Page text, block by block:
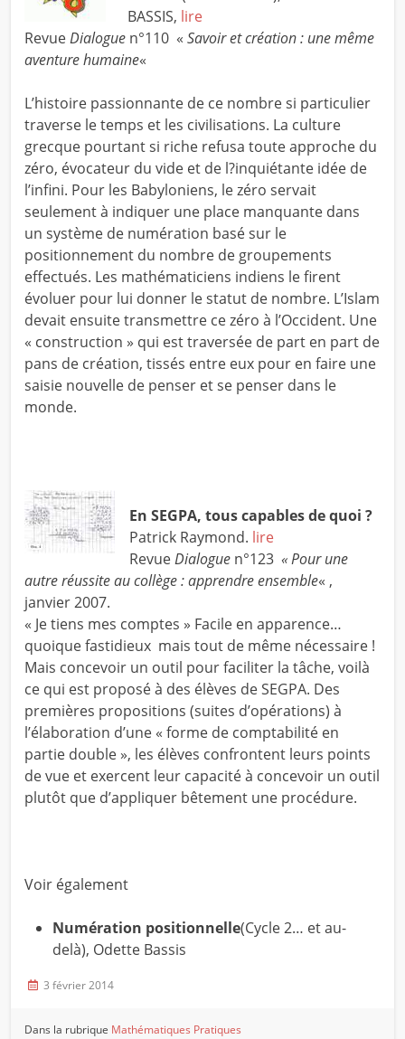
BASSIS, lire
RevueDialoguen°110 « Savoir et création : une même
aventure humaine«
L’histoire passionnante de ce nombre si particulier
traverse le temps et les civilisations. La culture
grecque pourtant si riche refusa toute approche du
zéro, évocateur du vide et de l?inquiétante idée de
l’infini. Pour les Babyloniens, le zéro servait
seulement à indiquer une place manquante dans
un système de numération basé sur le
positionnement du nombre de groupements
effectués. Les mathématiciens indiens le firent
évoluer pour lui donner le statut de nombre. L’Islam
devait ensuite transmettre ce zéro à l’Occident. Une
« construction » qui est traversée de part en part de
pans de création, tissés entre eux pour en faire une
saisie nouvelle de penser et se penser dans le
monde.
En SEGPA, tous capables de quoi ?
Patrick Raymond. lire
RevueDialoguen°123 « Pour une
autre réussite au collège : apprendre ensemble« ,
janvier 2007.
« Je tiens mes comptes » Facile en apparence…
quoique fastidieux mais tout de même nécessaire !
Mais concevoir un outil pour faciliter la tâche, voilà
ce qui est proposé à des élèves de SEGPA. Des
premières propositions (suites d’opérations) à
l’élaboration d’une « forme de comptabilité en
partie double », les élèves confrontent leurs points
de vue et exercent leur capacité à concevoir un outil
plutôt que d’appliquer bêtement une procédure.
Voir également
Numération positionnelle(Cycle 2… et au-
delà), Odette Bassis
3 février 2014
Dans la rubrique Mathématiques Pratiques